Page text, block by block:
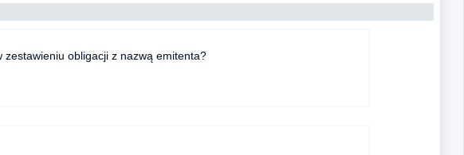
obligacji z nazwą emitenta?